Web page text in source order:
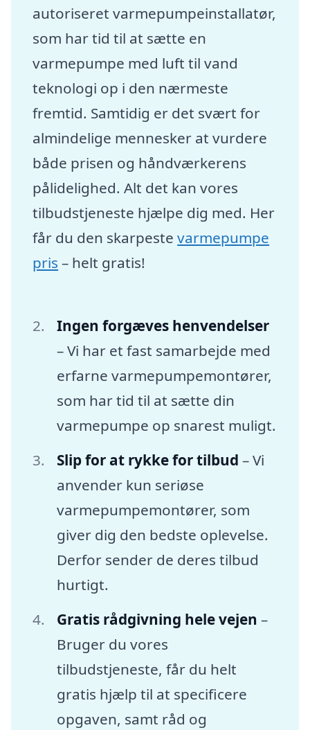
autoriseret varmepumpeinstallatør,
som har tid til at sætte en
varmepumpe med luft til vand
teknologi op i den nærmeste
fremtid. Samtidig er det svært for
almindelige mennesker at vurdere
både prisen og håndværkerens
pålidelighed. Alt det kan vores
tilbudstjeneste hjælpe dig med. Her
får du den skarpestevarmepumpe
pris – helt gratis!
Ingen forgæves henvendelser
– Vi har et fast samarbejde med
erfarne varmepumpemontører,
som har tid til at sætte din
varmepumpe op snarest muligt.
Slip for at rykke for tilbud – Vi
anvender kun seriøse
varmepumpemontører, som
giver dig den bedste oplevelse.
Derfor sender de deres tilbud
hurtigt.
Gratis rådgivning hele vejen –
Bruger du vores
tilbudstjeneste, får du helt
gratis hjælp til at specificere
opgaven, samt råd og